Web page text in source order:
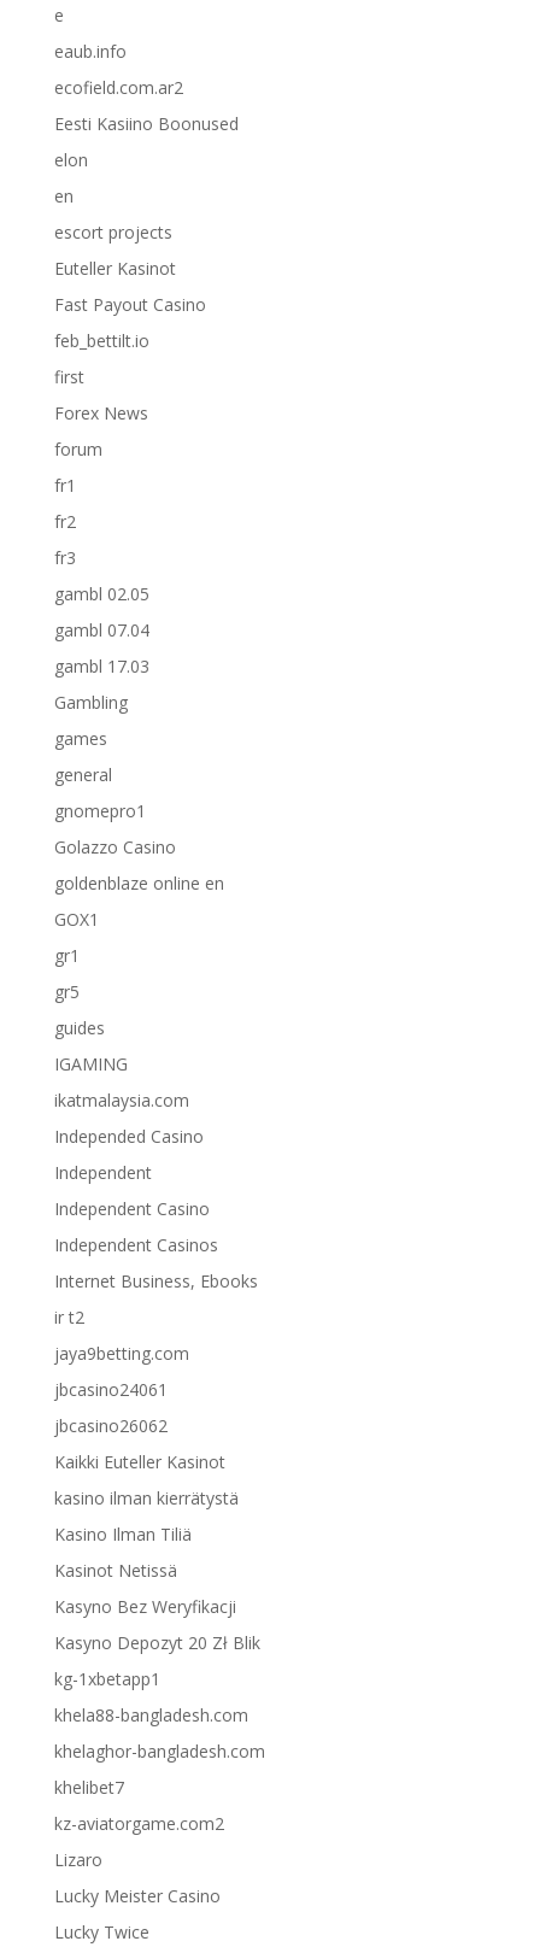
e
eaub.info
ecofield.com.ar2
Eesti Kasiino Boonused
elon
en
escort projects
Euteller Kasinot
Fast Payout Casino
feb_bettilt.io
first
Forex News
forum
fr1
fr2
fr3
gambl 02.05
gambl 07.04
gambl 17.03
Gambling
games
general
gnomepro1
Golazzo Casino
goldenblaze online en
GOX1
gr1
gr5
guides
IGAMING
ikatmalaysia.com
Independed Casino
Independent
Independent Casino
Independent Casinos
Internet Business, Ebooks
ir t2
jaya9betting.com
jbcasino24061
jbcasino26062
Kaikki Euteller Kasinot
kasino ilman kierrätystä
Kasino Ilman Tiliä
Kasinot Netissä
Kasyno Bez Weryfikacji
Kasyno Depozyt 20 Zł Blik
kg-1xbetapp1
khela88-bangladesh.com
khelaghor-bangladesh.com
khelibet7
kz-aviatorgame.com2
Lizaro
Lucky Meister Casino
Lucky Twice